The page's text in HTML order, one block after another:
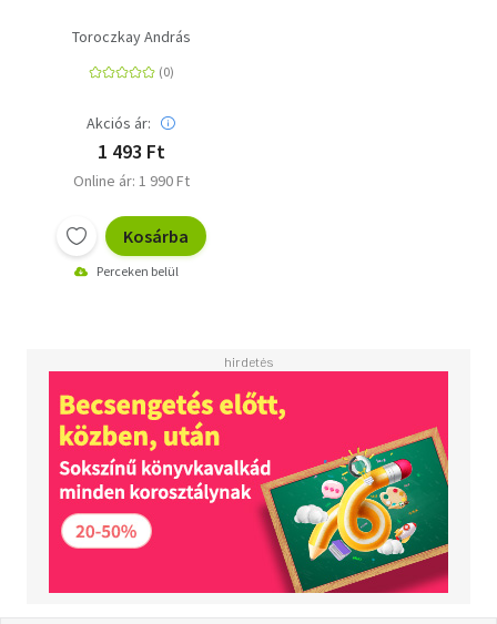
Toroczkay András
Akciós ár:
1 493 Ft
Online ár: 1 990 Ft
Kosárba
Perceken belül